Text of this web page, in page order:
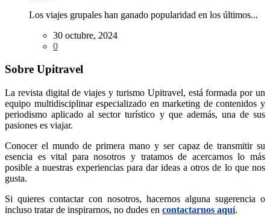
Los viajes grupales han ganado popularidad en los últimos...
30 octubre, 2024
0
Sobre Upitravel
La revista digital de viajes y turismo Upitravel, está formada por un
equipo multidisciplinar especializado en marketing de contenidos y
periodismo aplicado al sector turístico y que además, una de sus
pasiones es viajar.
Conocer el mundo de primera mano y ser capaz de transmitir su
esencia es vital para nosotros y tratamos de acercarnos lo más
posible a nuestras experiencias para dar ideas a otros de lo que nos
gusta.
Si quieres contactar con nosotros, hacernos alguna sugerencia o
incluso tratar de inspirarnos, no dudes en contactarnos aquí.